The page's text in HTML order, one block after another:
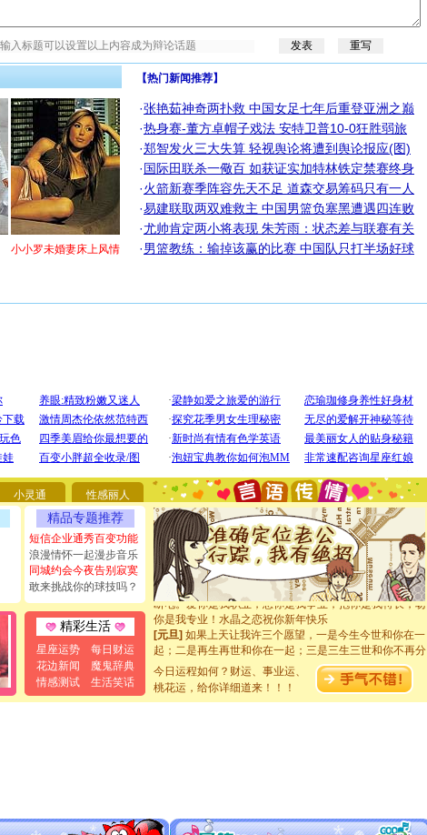
小小罗未婚妻床上风情
【热门新闻推荐】
·张艳茹神奇两扑救 中国女足七年后重登亚洲之巅
·热身赛-董方卓帽子戏法 安特卫普10-0狂胜弱旅
·郑智发火三大失算 轻视舆论将遭到舆论报应(图)
·国际田联杀一儆百 如获证实加特林铁定禁赛终身
·火箭新赛季阵容先天不足 道森交易筹码只有一人
·易建联取两双难救主 中国男篮负塞黑遭遇四连败
·尤帅肯定两小将表现 朱芳雨：状态差与联赛有关
·男篮教练：输掉该赢的比赛 中国队只打半场好球
小灵通 性感丽人
精品专题推荐
短信企业通秀百变功能
浪漫情怀一起漫步音乐
同城约会今夜告别寂寞
敢来挑战你的球技吗？
精彩生活
星座运势
每日财运
花边新闻
魔鬼辞典
情感测试
生活笑话
[圣诞节]圣诞节到了，想想没什么送给你的，又不打算给
要平安！千万要知足！千万不要忘记我！
[圣诞节]不只这样的日子才会想起你,而是这样的日子才
能正大光明地骚扰你,告诉你,圣诞要快乐!新年要快乐!天天
都要快乐噢!
[圣诞节]奉上一颗祝福的心,在这个特别的日子里,愿幸福,
如意,快乐,鲜花,一切美好的祝愿与你同在.圣诞快乐!
[元旦]看到你我会触电；看不到你我要充电；没有你我会
断电。爱你是我职业，想你是我事业，抱你是我特长，吻
你是我专业！水晶之恋祝你新年快乐
[元旦]如果上天让我许三个愿望，一是今生今世和你在一
起；二是再生再世和你在一起；三是三生三世和你不再分
离。水晶之恋祝你新年快乐
[元旦]当我狠下心扭头离去那一刻，你在我身后无助地哭
泣，这痛楚让我明白我多么爱你。我转身抱住你：这猪不
卖了。水晶之恋祝你新年快乐。
你太多，只有给你五千万：千万快乐！千万要健康！千万
今日运程如何？财运、事业运、
桃花运，给你详细道来！！！